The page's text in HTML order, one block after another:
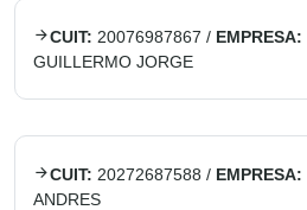
CUIT: 20076987867 / EMPRESA:
GUILLERMO JORGE
CUIT: 20272687588 / EMPRESA:
ANDRES